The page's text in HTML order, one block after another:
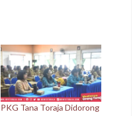
PKG Tana Toraja Didorong